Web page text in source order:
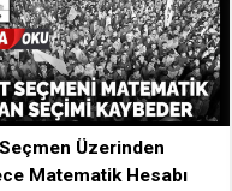
Üzerinden
Matematik Hesabı